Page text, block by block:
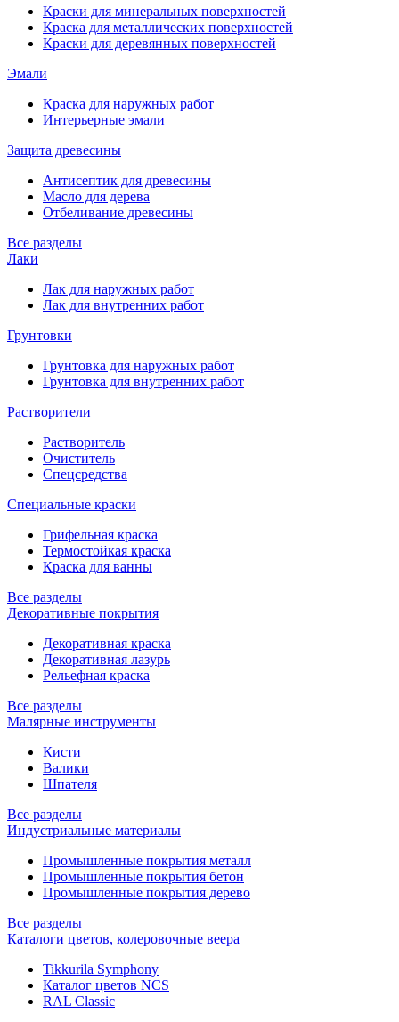
Краски для минеральных поверхностей
Краска для металлических поверхностей
Краски для деревянных поверхностей
Эмали
Краска для наружных работ
Интерьерные эмали
Защита древесины
Антисептик для древесины
Масло для дерева
Отбеливание древесины
Все разделы
Лаки
Лак для наружных работ
Лак для внутренних работ
Грунтовки
Грунтовка для наружных работ
Грунтовка для внутренних работ
Растворители
Растворитель
Очиститель
Спецсредства
Специальные краски
Грифельная краска
Термостойкая краска
Краска для ванны
Все разделы
Декоративные покрытия
Декоративная краска
Декоративная лазурь
Рельефная краска
Все разделы
Малярные инструменты
Кисти
Валики
Шпателя
Все разделы
Индустриальные материалы
Промышленные покрытия металл
Промышленные покрытия бетон
Промышленные покрытия дерево
Все разделы
Каталоги цветов, колеровочные веера
Tikkurila Symphony
Каталог цветов NCS
RAL Classic